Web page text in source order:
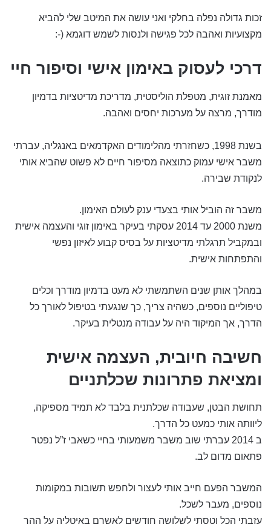
זכות גדולה נפלה בחלקי ואני עושה את המיטב שלי להביא
מקצועיות ואהבה לכל פגישה ולנסות לשמש דוגמא (-:
דרכי לעסוק באימון אישי וסיפור חיי
מאמנת זוגית, מטפלת הוליסטית, מדריכת מדיטציות בדמיון
מודרך, מרצה על מערכות יחסים ואהבה.
בשנת 1998, כשחזרתי מהלימודים האקדמאים באנגליה, עברתי
משבר אישי עמוק כתוצאה מסיפור חיים לא פשוט שהביא אותי
לנקודת שבירה.
משבר זה הוביל אותי בצעדי ענק לעולם האימון.
משנת 2000 עד 2014 עסקתי בעיקר באימון זוגי והעצמה אישית
ובמקביל תרגלתי מדיטציות על בסיס קבוע לאיזון נפשי
והתפתחות אישית.
במהלך אותן שנים השתמשתי לא מעט בדמיון מודרך וכלים
טיפוליים נוספים, כשהיה צריך, כך שנגעתי בטיפול לאורך כל
הדרך, אך המיקוד היה על עבודה מנטלית בעיקר.
חשיבה חיובית, העצמה אישית
ומציאת פתרונות שכלתניים
תחושת הבטן, שעבודה שכלתנית בלבד לא תמיד מספיקה,
ליוותה אותי כמעט כל הדרך.
ב 2014 עברתי שוב משבר משמעותי בחיי כשאבי ז”ל נפטר
פתאום מדום לב.
המשבר הפעם חייב אותי לעצור ולחפש תשובות במקומות
נוספים, מעבר לשכל.
עזבתי הכל וטסתי לשלושה חודשים לאשרם באיטליה על ההר